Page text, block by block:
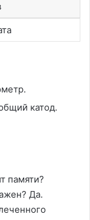
катод․
памяти?
Да․